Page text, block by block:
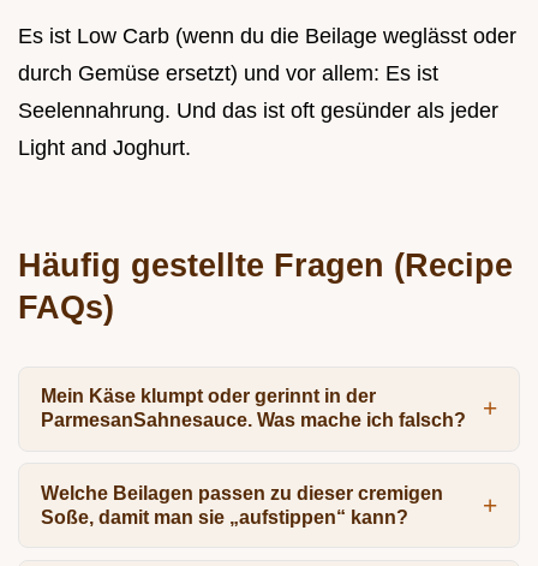
Es ist Low Carb (wenn du die Beilage weglässt oder
durch Gemüse ersetzt) und vor allem: Es ist
Seelennahrung. Und das ist oft gesünder als jeder
Light and Joghurt.
Häufig gestellte Fragen (Recipe
FAQs)
Mein Käse klumpt oder gerinnt in der
ParmesanSahnesauce. Was mache ich falsch?
Welche Beilagen passen zu dieser cremigen
Soße, damit man sie „aufstippen“ kann?